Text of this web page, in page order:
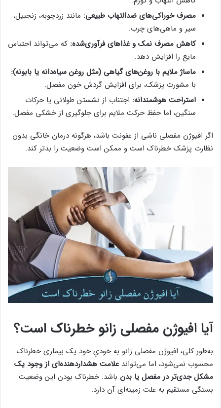
مصرف خوراکی‌های ضدالتهاب طبیعی: مانند زردچوبه، زنجبیل،
سیر و ماهی‌های چرب.
کاهش مصرف نمک و غذاهای فرآوری‌شده: که می‌تواند احتباس
مایع را افزایش دهد.
ماساژ ملایم با روغن‌های گیاهی (مثل روغن سیاه‌دانه یا بابونه):
با مشورت پزشک، برای افزایش گردش خون مفصل.
استراحت هوشمندانه: اجتناب از نشستن طولانی یا حرکات
سنگین، اما حفظ حرکت ملایم برای جلوگیری از خشکی مفصل.
اگر افیوژن مفصلی ناشی از عفونت باشد، هرگونه درمان خانگی بدون
نظارت پزشک خطرناک است و ممکن است وضعیت را بدتر کند.
آیا افیوژن مفصلی زانو خطرناک است؟
به‌طور کلی، افیوژن مفصلی زانو به خودیِ خود یک بیماری خطرناک
محسوب نمی‌شود، اما می‌تواند علامت هشداردهنده‌ای از وجود یک
مشکل جدی‌تر در مفصل یا بدن باشد. خطرناک بودن این وضعیت
بستگی مستقیم به علت زمینه‌ای آن دارد.